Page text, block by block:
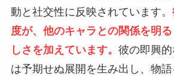
動と社交性に反映されています。
度が、他のキャラとの関係を明
しさを加えています。 彼の即興
は予期せぬ展開を生み出し、物